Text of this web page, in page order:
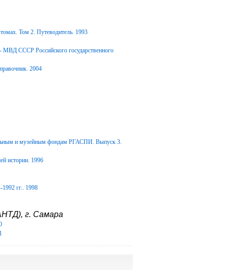
Том 2. Путеводитель. 1993
МВД СССР Российского государственного
2004
и музейным фондам РГАСПИ. Выпуск 3.
истории. 1996
гг.. 1998
г. Самара